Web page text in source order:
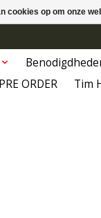
PRE ORDER Tim
cookies op om onze